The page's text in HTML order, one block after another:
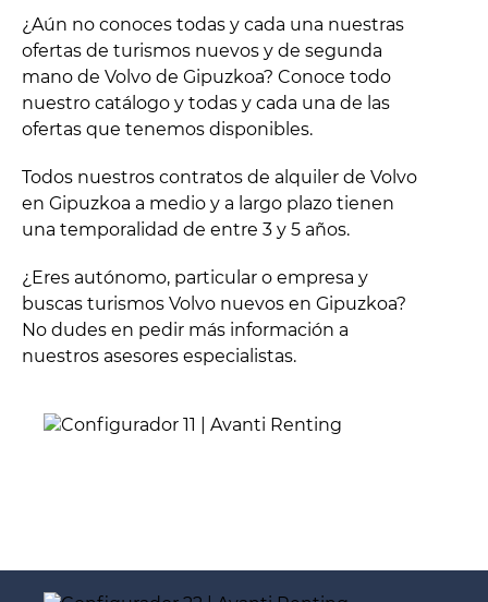
¿Aún no conoces todas y cada una nuestras
ofertas de turismos nuevos y de segunda
mano de Volvo de Gipuzkoa? Conoce todo
nuestro catálogo y todas y cada una de las
ofertas que tenemos disponibles.
Todos nuestros contratos de alquiler de Volvo
en Gipuzkoa a medio y a largo plazo tienen
una temporalidad de entre 3 y 5 años.
¿Eres autónomo, particular o empresa y
buscas turismos Volvo nuevos en Gipuzkoa?
No dudes en pedir más información a
nuestros asesores especialistas.